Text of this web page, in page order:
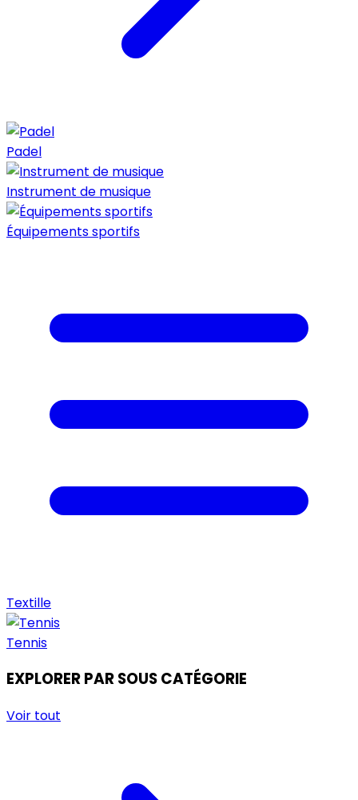
Padel
Instrument de musique
Équipements sportifs
Textille
Tennis
EXPLORER PAR SOUS CATÉGORIE
Voir tout